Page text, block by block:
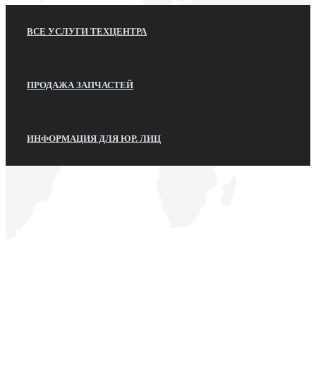
ВСЕ УСЛУГИ ТЕХЦЕНТРА
ПРОДАЖА ЗАПЧАСТЕЙ
ИНФОРМАЦИЯ ДЛЯ ЮР. ЛИЦ